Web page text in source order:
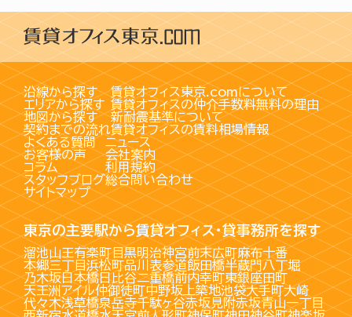
沿線から探す
エリアから探す
地図から探す
契約までの流れ
賃貸オフィス東京.comについて
賃貸オフィスの仲介手数料無料の理由
新耐震基準について
賃貸オフィスの賃料相場情報
よくある質問
お客様の声
コラム
スタッフブログ
サイトマップ
ニュース
会社案内
利用規約
総合問い合わせ
東京の主要駅から賃貸オフィス・貸事務所を探す
溜池山王有楽町目黒明治神宮前末広町麻布十番
本郷三丁目浜松町品川 表参道飯田橋半蔵門八丁堀
乃木坂日本橋日比谷二重橋前内幸町東銀座田町
天王洲アイル仲御徒町中野坂上築地池袋大手町大崎
代々木浅草橋泉岳寺千駄ヶ谷赤坂見附赤坂青山一丁目